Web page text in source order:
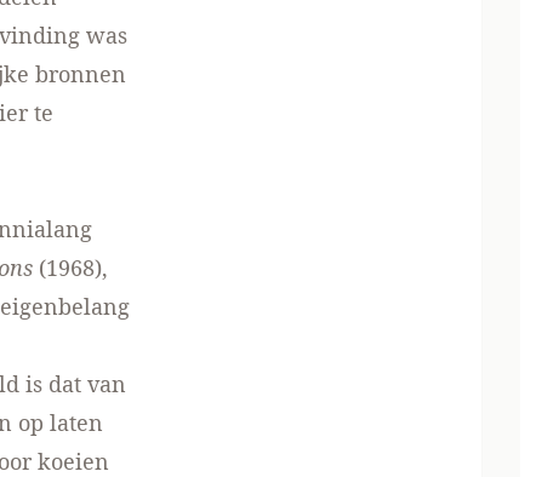
was
bronnen
te
(1968),
is dat van
op laten
koeien